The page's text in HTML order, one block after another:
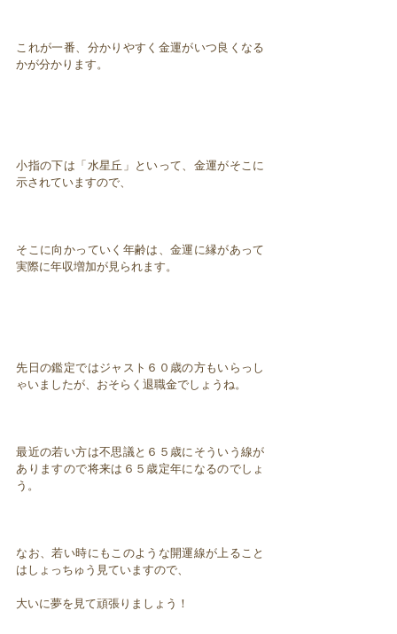
これが一番、分かりやすく金運がいつ良くなる
かが分かります。
小指の下は「水星丘」といって、金運がそこに
示されていますので、
そこに向かっていく年齢は、金運に縁があって
実際に年収増加が見られます。
先日の鑑定ではジャスト６０歳の方もいらっし
ゃいましたが、おそらく退職金でしょうね。
最近の若い方は不思議と６５歳にそういう線が
ありますので将来は６５歳定年になるのでしょ
う。
なお、若い時にもこのような開運線が上ること
はしょっちゅう見ていますので、
大いに夢を見て頑張りましょう！